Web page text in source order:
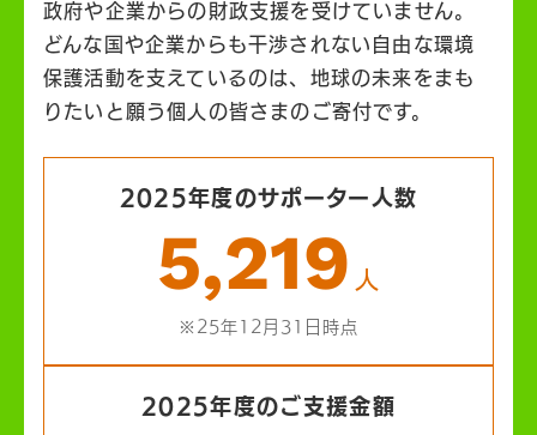
政府や企業からの財政支援を受けていません。
どんな国や企業からも干渉されない自由な環境
保護活動を支えているのは、地球の未来をまも
りたいと願う個人の皆さまのご寄付です。
2025年度のサポーター人数
5,219 人
※25年12月31日時点
2025年度のご支援金額